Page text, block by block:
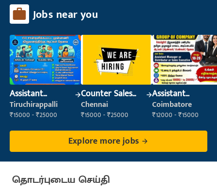
Jobs near you
Assistant
Manager
Tiruchirappalli
₹15000 - ₹25000
Counter Sales
Executive (Retail
Sales)
Chennai
₹15000 - ₹25000
Assistant
Manager
Coimbatore
₹12000 - ₹15000
Explore more jobs
தொடர்புடைய செய்தி